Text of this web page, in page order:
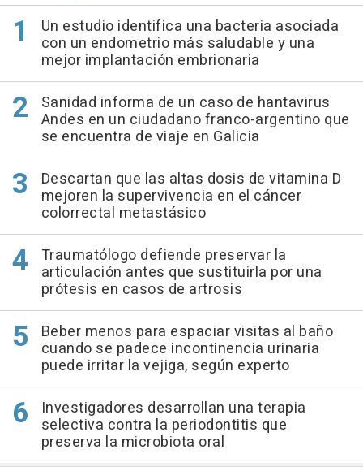
Un estudio identifica una bacteria asociada
con un endometrio más saludable y una
mejor implantación embrionaria
Sanidad informa de un caso de hantavirus
Andes en un ciudadano franco-argentino que
se encuentra de viaje en Galicia
Descartan que las altas dosis de vitamina D
mejoren la supervivencia en el cáncer
colorrectal metastásico
Traumatólogo defiende preservar la
articulación antes que sustituirla por una
prótesis en casos de artrosis
Beber menos para espaciar visitas al baño
cuando se padece incontinencia urinaria
puede irritar la vejiga, según experto
Investigadores desarrollan una terapia
selectiva contra la periodontitis que
preserva la microbiota oral